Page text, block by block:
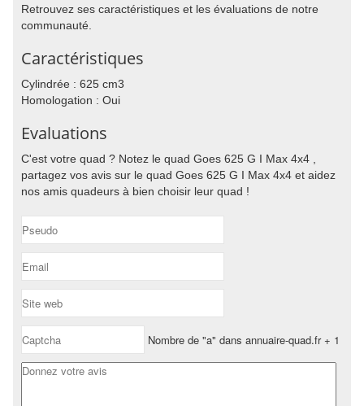
Retrouvez ses caractéristiques et les évaluations de notre
communauté.
Caractéristiques
Cylindrée : 625 cm3
Homologation : Oui
Evaluations
C'est votre quad ? Notez le quad Goes 625 G I Max 4x4 ,
partagez vos avis sur le quad Goes 625 G I Max 4x4 et aidez
nos amis quadeurs à bien choisir leur quad !
Nombre de "a" dans annuaire-quad.fr + 1